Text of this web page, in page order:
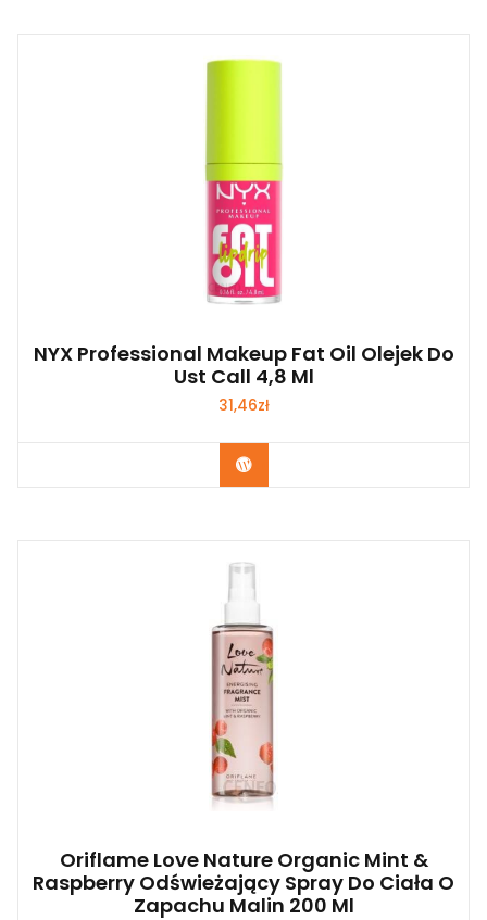
NYX Professional Makeup Fat Oil Olejek Do
Ust Call 4,8 Ml
31,46zł
Zobacz
Oriflame Love Nature Organic Mint &
Raspberry Odświeżający Spray Do Ciała O
Zapachu Malin 200 Ml